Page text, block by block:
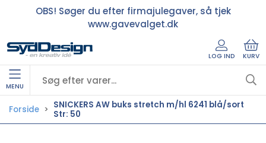
OBS! Søger du efter firmajulegaver, så tjek
www.gavevalget.dk
LOG IND KURV
MENU
Forside
SNICKERS AW buks stretch m/hl 6241 blå/sort
Str: 50